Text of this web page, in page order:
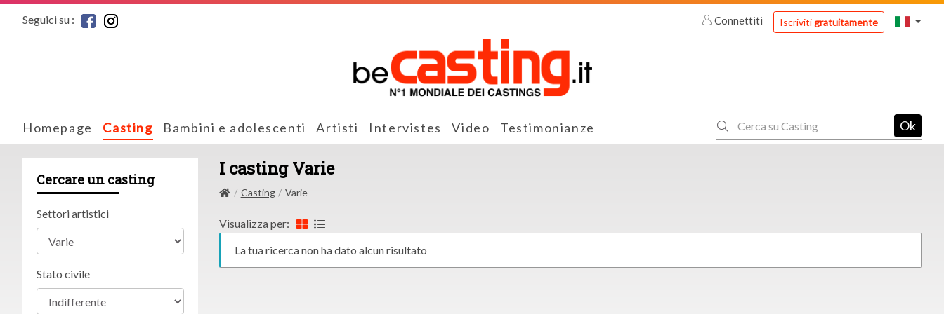
Seguici su : Connettiti Iscrivitigratuitamente
Homepage Casting Bambini e adolescenti Artisti Intervistes Video Testimonianze Ok
Cercare un casting
Settori artistici
Stato civile
I casting Varie
Casting Varie
Visualizza per:
La tua ricerca non ha dato alcun risultato